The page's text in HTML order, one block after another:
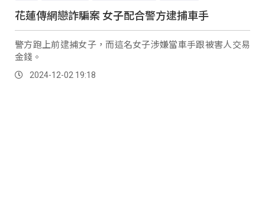
花蓮傳網戀詐騙案 女子配合警方逮捕車手
警方跑上前逮捕女子，而這名女子涉嫌當車手跟被害人交易
金錢。
2024-12-02 19:18